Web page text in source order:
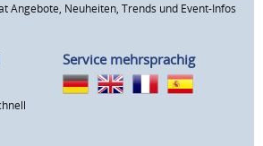
Angebote, Neuheiten, Trends und Event-Infos
Service mehrsprachig